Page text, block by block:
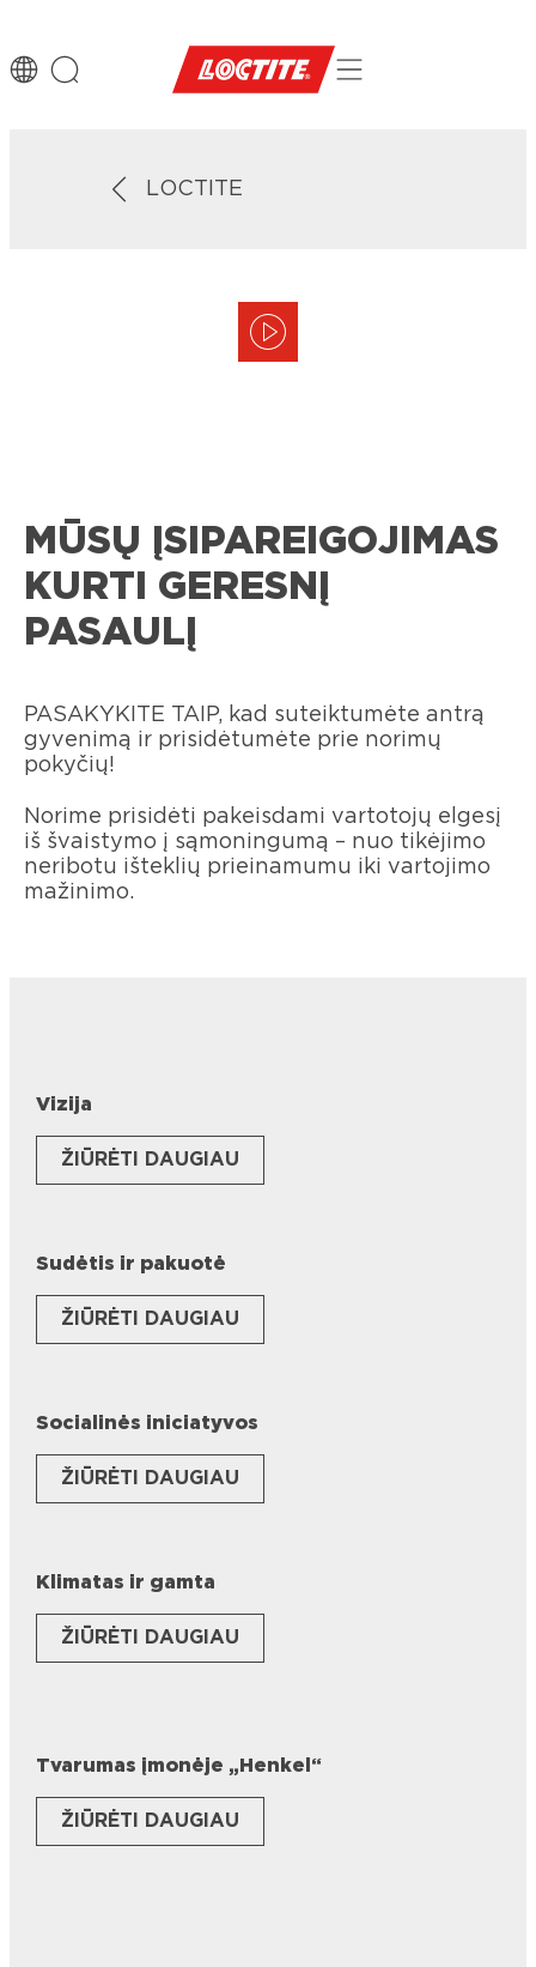
LOCTITE
MŪSŲ ĮSIPAREIGOJIMAS
KURTI GERESNĮ
PASAULĮ
PASAKYKITE TAIP, kad suteiktumėte antrą
gyvenimą ir prisidėtumėte prie norimų
pokyčių!​
Norime prisidėti pakeisdami vartotojų elgesį
iš švaistymo į sąmoningumą – nuo tikėjimo
neribotu išteklių prieinamumu iki vartojimo
mažinimo. ​
Vizija
ŽIŪRĖTI DAUGIAU
Sudėtis ir pakuotė
ŽIŪRĖTI DAUGIAU
Socialinės iniciatyvos
ŽIŪRĖTI DAUGIAU
Klimatas ir gamta
ŽIŪRĖTI DAUGIAU
Tvarumas įmonėje „Henkel“
ŽIŪRĖTI DAUGIAU